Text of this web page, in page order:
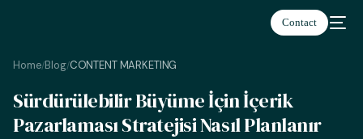
Contact
Home/Blog/CONTENT MARKETING
Sürdürülebilir Büyüme İçin İçerik
Pazarlaması Stratejisi Nasıl Planlanır